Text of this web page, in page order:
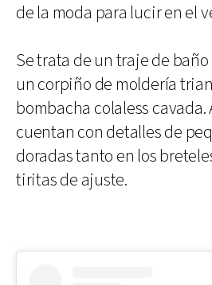
de la moda para lucir en el
Se trata de un traje de
un corpiño de moldería
bombacha colaless cavada.
cuentan con detalles de
doradas tanto en los
tiritas de ajuste.